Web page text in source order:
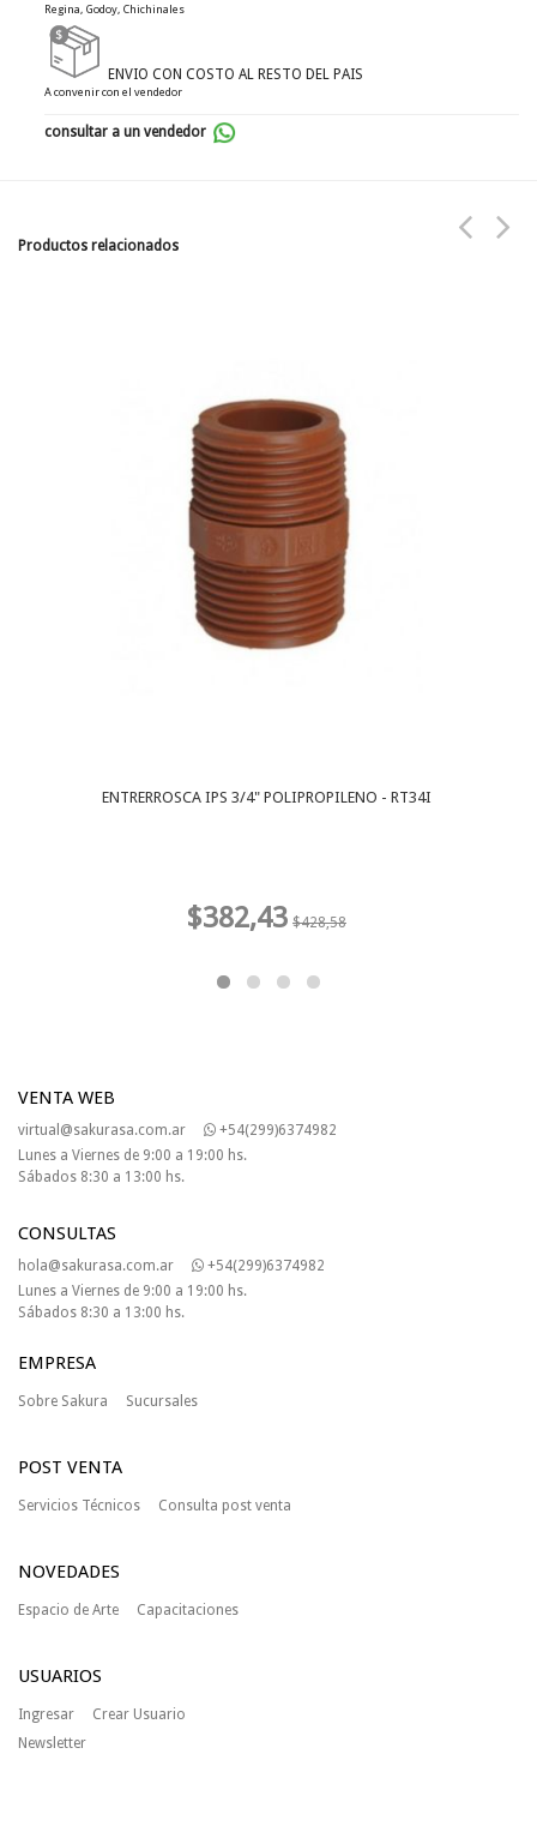
Regina, Godoy, Chichinales
ENVIO CON COSTO AL RESTO DEL PAIS
A convenir con el vendedor
consultar a un vendedor
Productos relacionados
ENTRERROSCA IPS 3/4" POLIPROPILENO - RT34I
$382,43 $428,58
VENTA WEB
virtual@sakurasa.com.ar
+54(299)6374982
Lunes a Viernes de 9:00 a 19:00 hs.
Sábados 8:30 a 13:00 hs.
CONSULTAS
hola@sakurasa.com.ar
+54(299)6374982
Lunes a Viernes de 9:00 a 19:00 hs.
Sábados 8:30 a 13:00 hs.
EMPRESA
Sobre Sakura Sucursales
POST VENTA
Servicios Técnicos Consulta post venta
NOVEDADES
Espacio de Arte Capacitaciones
USUARIOS
Ingresar
Crear Usuario
Newsletter